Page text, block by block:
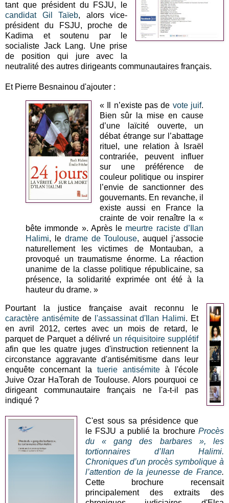
tant que président du FSJU, le
candidat Gil Taïeb, alors vice-
président du FSJU, proche de
Kadima et soutenu par le
socialiste Jack Lang. Une prise
de position qui jure avec la
neutralité des autres dirigeants communautaires français.
Et Pierre Besnainou d'ajouter :
« Il n’existe pas de vote juif.
Bien sûr la mise en cause
d’une laïcité ouverte, un
débat étrange sur l’abattage
rituel, une relation à Israël
contrariée, peuvent influer
sur une préférence de
couleur politique ou inspirer
l’envie de sanctionner des
gouvernants. En revanche, il
existe aussi en France la
crainte de voir renaître la «
bête immonde ». Après le meurtre raciste d’Ilan
Halimi, le drame de Toulouse, auquel j’associe
naturellement les victimes de Montauban, a
provoqué un traumatisme énorme. La réaction
unanime de la classe politique républicaine, sa
présence, la solidarité exprimée ont été à la
hauteur du drame. »
Pourtant la justice française avait reconnu le
caractère antisémitede l'assassinat d'Ilan Halimi. Et
en avril 2012, certes avec un mois de retard, le
parquet de Parquet a délivré un réquisitoire supplétif
afin que les quatre juges d'instruction retiennent la
circonstance aggravante d'antisémitisme dans leur
enquête concernant latuerie antisémite à l'école
Juive Ozar HaTorah de Toulouse. Alors pourquoi ce
dirigeant communautaire français ne l'a-t-il pas
indiqué ?
C'est sous sa présidence que
le FSJU a publié la brochure Procès
du « gang des barbares », les
tortionnaires d’Ilan Halimi.
Chroniques d’un procès symbolique à
l’attention de la jeunesse de France.
Cette brochure recensait
principalement des extraits des